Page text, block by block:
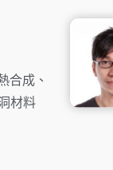
合成、
材料